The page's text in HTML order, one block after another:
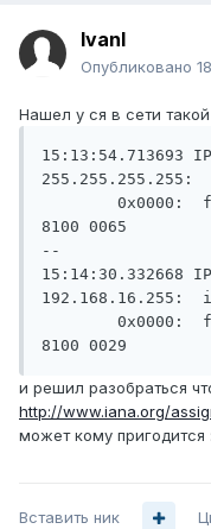
IvanI
Опубликовано
Нашел у ся в сети
15:13:54.713693
255.255.255.255:
0x0000:  ffff
8100 0065
--
15:14:30.332668
192.168.16.255:
0x0000:  ffff
8100 0029
и решил разобраться
http://www.iana.org/
может кому пригодится
Вставить ник